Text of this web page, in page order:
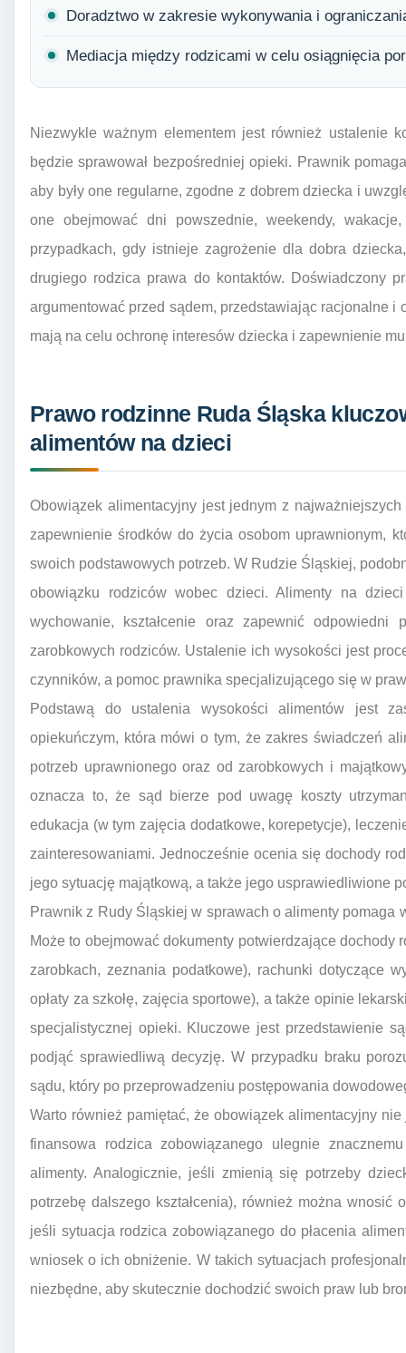
Doradztwo w zakresie wykonywania i
Mediacja między rodzicami w celu osiągnięcia
Niezwykle ważnym elementem jest również ustalenie
będzie sprawował bezpośredniej opieki. Prawnik
aby były one regularne, zgodne z dobrem dziecka i
one obejmować dni powszednie, weekendy,
przypadkach, gdy istnieje zagrożenie dla dobra
drugiego rodzica prawa do kontaktów. Doświadczony
argumentować przed sądem, przedstawiając racjonalne i
mają na celu ochronę interesów dziecka i zapewnienie
Prawo rodzinne Ruda Śląska
alimentów na dzieci
Obowiązek alimentacyjny jest jednym z
zapewnienie środków do życia osobom uprawnionym,
swoich podstawowych potrzeb. W Rudzie Śląskiej,
obowiązku rodziców wobec dzieci. Alimenty na
wychowanie, kształcenie oraz zapewnić odpowiedni
zarobkowych rodziców. Ustalenie ich wysokości jest
czynników, a pomoc prawnika specjalizującego się w
Podstawą do ustalenia wysokości alimentów jest
opiekuńczym, która mówi o tym, że zakres świadczeń
potrzeb uprawnionego oraz od zarobkowych i
oznacza to, że sąd bierze pod uwagę koszty
edukacja (w tym zajęcia dodatkowe, korepetycje),
zainteresowaniami. Jednocześnie ocenia się dochody
jego sytuację majątkową, a także jego usprawiedliwione
Prawnik z Rudy Śląskiej w sprawach o alimenty pomaga
Może to obejmować dokumenty potwierdzające
zarobkach, zeznania podatkowe), rachunki dotyczące
opłaty za szkołę, zajęcia sportowe), a także opinie
specjalistycznej opieki. Kluczowe jest przedstawienie
podjąć sprawiedliwą decyzję. W przypadku braku
sądu, który po przeprowadzeniu postępowania
Warto również pamiętać, że obowiązek alimentacyjny
finansowa rodzica zobowiązanego ulegnie
alimenty. Analogicznie, jeśli zmienią się potrzeby
potrzebę dalszego kształcenia), również można wnosić
jeśli sytuacja rodzica zobowiązanego do płacenia
wniosek o ich obniżenie. W takich sytuacjach
niezbędne, aby skutecznie dochodzić swoich praw lub